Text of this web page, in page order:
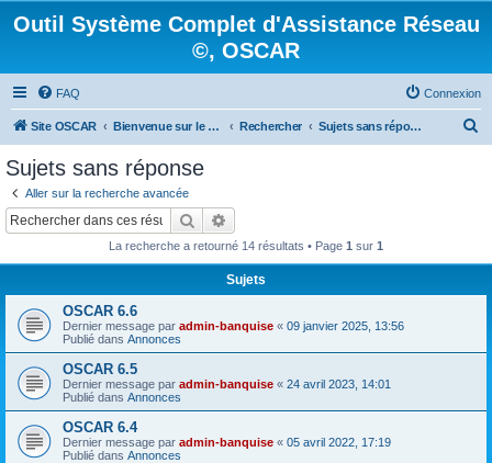
Outil Système Complet d'Assistance Réseau
©, OSCAR
FAQ Connexion
Site OSCAR Bienvenue sur le nouveau forum OSCAR Rechercher Sujets sans réponse
Sujets sans réponse
Aller sur la recherche avancée
Rechercher
La recherche a retourné 14 résultats • Page 1 sur 1
Sujets
OSCAR 6.6
Dernier message par admin-banquise « 09 janvier 2025, 13:56
Publié dans Annonces
OSCAR 6.5
Dernier message par admin-banquise « 24 avril 2023, 14:01
Publié dans Annonces
OSCAR 6.4
Dernier message par admin-banquise « 05 avril 2022, 17:19
Publié dans Annonces